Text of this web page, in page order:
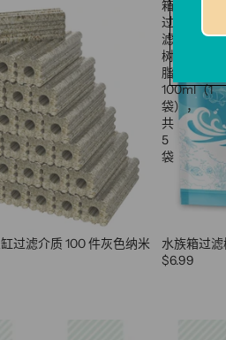
过滤介质 100 件灰色纳米
箱
过
滤
树
脂
100ml（1
袋），
共
5
袋
水族箱过滤
$6.99